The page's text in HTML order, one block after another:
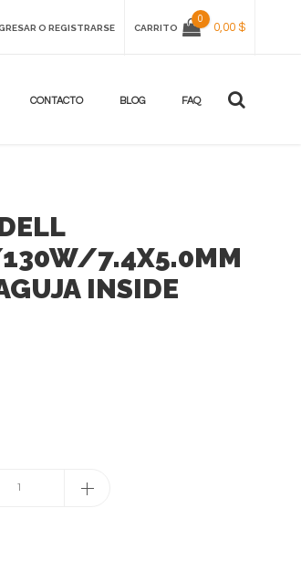
O REGISTRARSE CARRITO
0
0,00 $
CONTACTO BLOG FAQ
7.4X5.0MM
INSIDE
1